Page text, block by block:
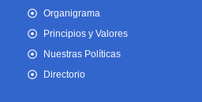
Organigrama
Principios y Valores
Nuestras Políticas
Directorio